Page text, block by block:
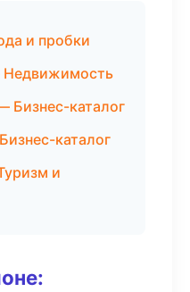
и пробки
Недвижимость
Бизнес-каталог
каталог
и